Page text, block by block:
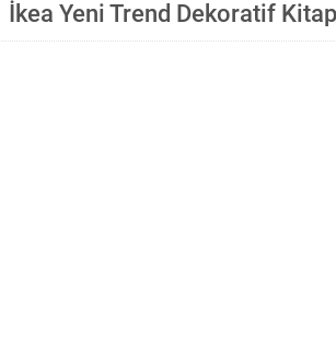
İkea Yeni Trend Dekoratif